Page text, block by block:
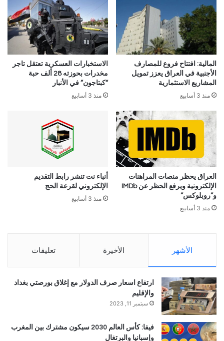
المالية: افتتاح فروع للمصارف
الأجنبية في العراق يعزز تمويل
المشاريع الاستثمارية
منذ 3 أسابيع
الاستخبارات العسكرية تعتقل تاجر
مخدرات بحوزته 28 ألف حبة
“كبتاجون” في الأنبار
منذ 3 أسابيع
العراق يحظر منصات المراهنات
الإلكترونية ويرفع الحظر عن IMDb
و”روبلوكس”
منذ 3 أسابيع
أنباء نت تنشر رابط التقديم
الإلكتروني لقرعة الحج
منذ 3 أسابيع
الأشهر الأخيرة تعليقات
ارتفاع اسعار صرف الدولار مع إغلاق بورصتي بغداد
والإقليم
سبتمبر 11, 2023
فيفا: كأس العالم 2030 سيكون مشترك بين المغرب
وإسبانيا والبرتغال